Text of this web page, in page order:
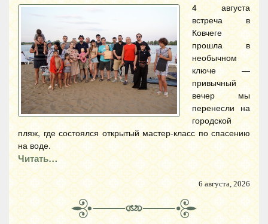
4 августа
встреча в
Ковчеге
прошла в
необычном
ключе —
привычный
вечер мы
перенесли на
городской
пляж, где состоялся открытый мастер-класс по спасению
на воде.
Читать…
6 августа, 2026